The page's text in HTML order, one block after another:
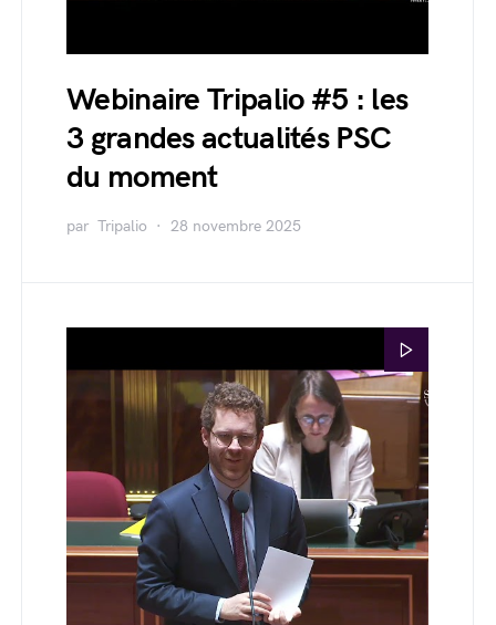
Webinaire Tripalio #5 : les
3 grandes actualités PSC
du moment
par Tripalio 28 novembre 2025